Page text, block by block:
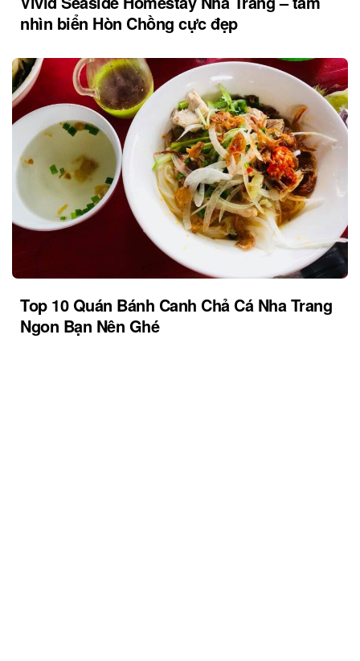
nhìn biển Hòn Chồng cực đẹp
Top 10 Quán Bánh Canh Chả Cá Nha Trang
Ngon Bạn Nên Ghé